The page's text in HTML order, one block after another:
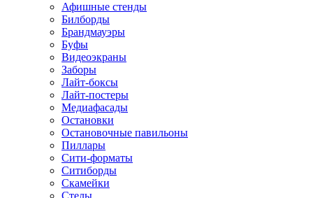
Афишные стенды
Билборды
Брандмауэры
Буфы
Видеоэкраны
Заборы
Лайт-боксы
Лайт-постеры
Медиафасады
Остановки
Остановочные павильоны
Пиллары
Сити-форматы
Ситиборды
Скамейки
Стелы